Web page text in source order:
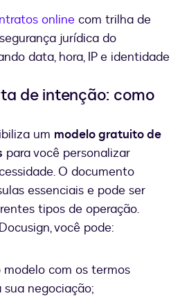
online com trilha de
jurídica do
data, hora, IP e identidade
de intenção: como
um modelo gratuito de
para você personalizar
O documento
essenciais e pode ser
tipos de operação.
você pode:
modelo com os termos
negociação;